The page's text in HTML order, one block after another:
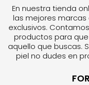
En nuestra tienda
las mejores
exclusivos.
productos para
aquello que buscas.
piel no dudes en